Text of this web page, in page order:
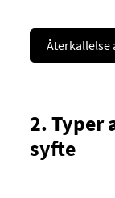
Återkallelse
2. Typer
syfte